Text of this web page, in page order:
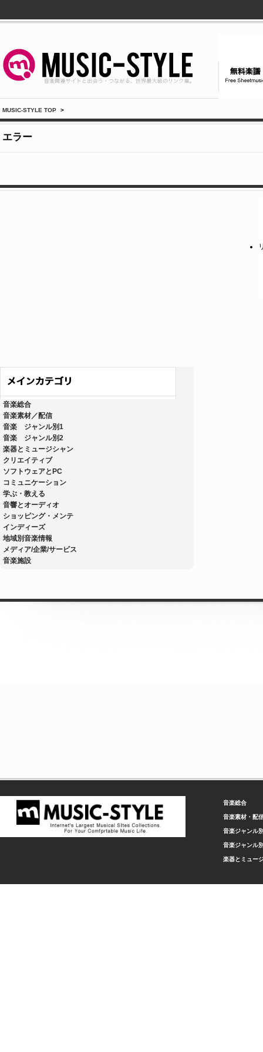
MUSIC-STYLE TOP >
エラー
音楽総合
音楽素材／配信
音楽 ジャンル別1
音楽 ジャンル別2
楽器とミュージシャン
クリエイティブ
ソフトウェアとPC
コミュニケーション
学ぶ・教える
音響とオーディオ
ショッピング・メンテ
インディーズ
地域別音楽情報
メディア/企業/サービス
音楽施設
音楽総合
音楽素材・配
音楽ジャンル
音楽ジャンル
楽器とミュー